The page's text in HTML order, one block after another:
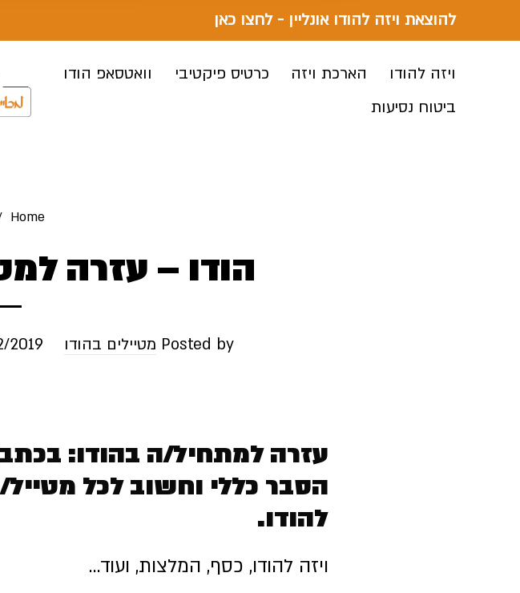
להוצאת ויזה להודו אונליין - לחצו כאן
ויזה להודו הארכת ויזה כרטיס פיקטיבי
וואטסאפ הודו
ביטוח נסיעות
Home
הודו – עזרה
Posted by מטיילים בהודו 2019
עזרה למתחיל/ה בהודו:
הסבר כללי וחשוב לכל
להודו.
ויזה להודו, כסף, המלצות, ועוד…